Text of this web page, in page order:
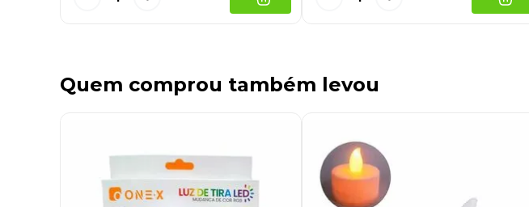
Quem comprou também levou